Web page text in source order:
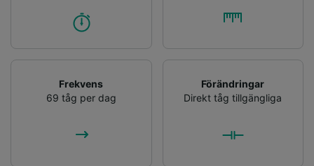
Frekvens
69 tåg per dag
Förändringar
Direkt tåg tillgängliga